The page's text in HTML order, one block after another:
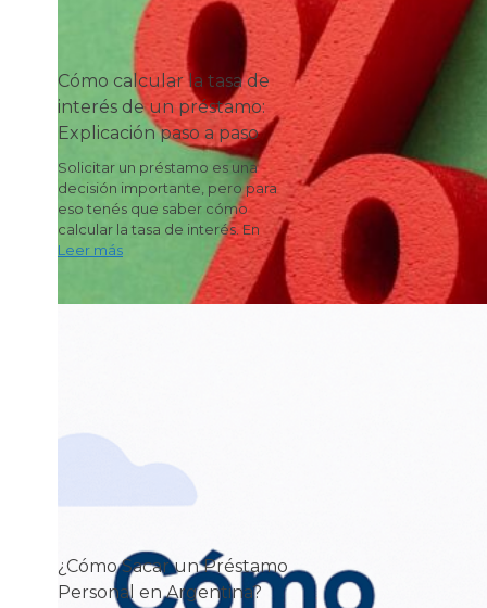
Cómo calcular la tasa de
interés de un préstamo:
Explicación paso a paso
Solicitar un préstamo es una
decisión importante, pero para
eso tenés que saber cómo
calcular la tasa de interés. En
Leer más
¿Cómo Sacar un Préstamo
Personal en Argentina?